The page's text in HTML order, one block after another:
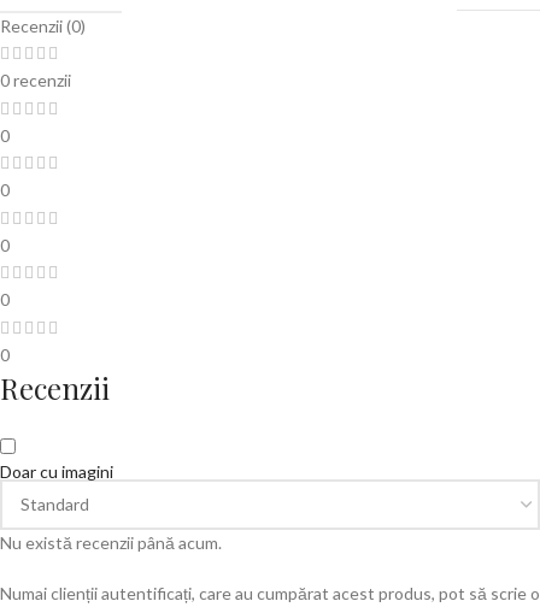
Recenzii (0)
0 recenzii
0
0
0
0
0
Recenzii
Doar cu imagini
Nu există recenzii până acum.
Numai clienții autentificați, care au cumpărat acest produs, pot să scrie o